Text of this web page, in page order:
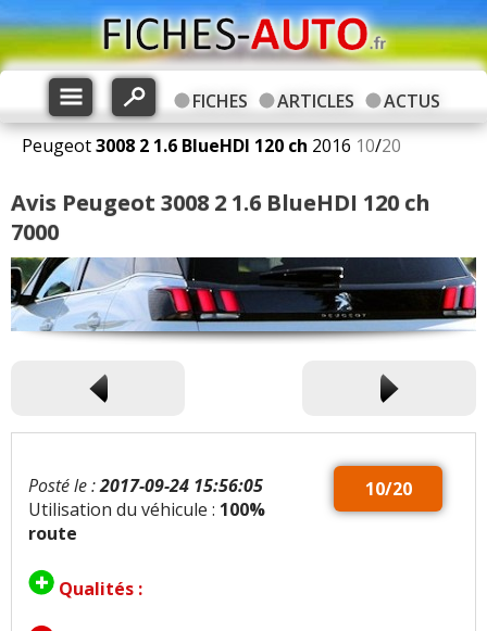
FICHES ARTICLES
ACTUS
Peugeot3008 2 1.6 BlueHDI 120 ch 2016 10/20
Avis Peugeot 3008 2 1.6 BlueHDI 120 ch
7000
10/20
Posté le :2017-09-24 15:56:05
Utilisation du véhicule : 100%
route
Qualités :